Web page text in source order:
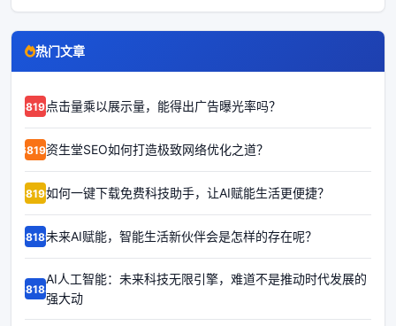
热门文章
68192点击量乘以展示量，能得出广告曝光率吗？
68191资生堂SEO如何打造极致网络优化之道？
68190如何一键下载免费科技助手，让AI赋能生活更便捷？
68189未来AI赋能，智能生活新伙伴会是怎样的存在呢？
68188
AI人工智能：未来科技无限引擎，难道不是推动时代发展的
强大动